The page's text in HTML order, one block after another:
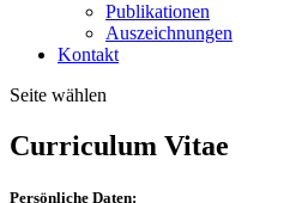
Publikationen
Auszeichnungen
Kontakt
Seite wählen
Curriculum Vitae
Persönliche Daten: